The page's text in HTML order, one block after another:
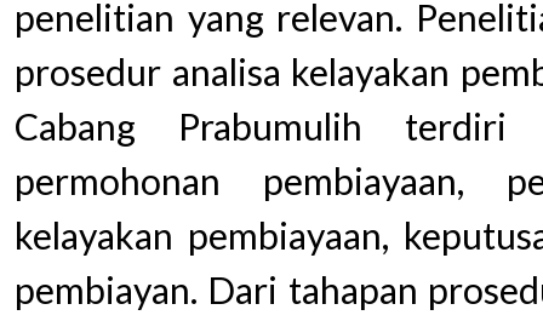
penelitian yang relevan.
prosedur analisa kelayakan
Cabang Prabumulih
permohonan pembiayaan,
kelayakan pembiayaan,
pembiayan. Dari tahapan